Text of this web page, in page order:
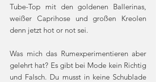
Tube-Top mit den goldenen Ballerinas,
weißer Caprihose und großen Kreolen
denn jetzt hot or not sei.
Was mich das Rumexperimentieren aber
gelehrt hat? Es gibt bei Mode kein Richtig
und Falsch. Du musst in keine Schublade